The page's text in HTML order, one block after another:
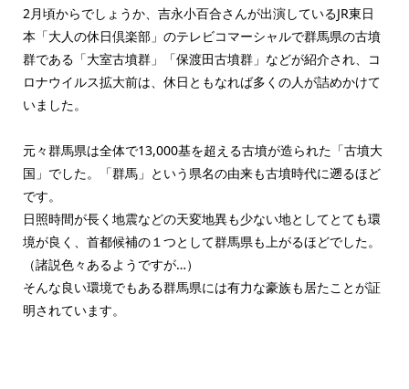
2月頃からでしょうか、吉永小百合さんが出演しているJR東日
本「大人の休日倶楽部」のテレビコマーシャルで群馬県の古墳
群である「大室古墳群」「保渡田古墳群」などが紹介され、コ
ロナウイルス拡大前は、休日ともなれば多くの人が詰めかけて
いました。
元々群馬県は全体で13,000基を超える古墳が造られた「古墳大
国」でした。「群馬」という県名の由来も古墳時代に遡るほど
です。
日照時間が長く地震などの天変地異も少ない地としてとても環
境が良く、首都候補の１つとして群馬県も上がるほどでした。
（諸説色々あるようですが…）
そんな良い環境でもある群馬県には有力な豪族も居たことが証
明されています。